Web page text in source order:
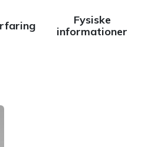
Fysiske
informationer